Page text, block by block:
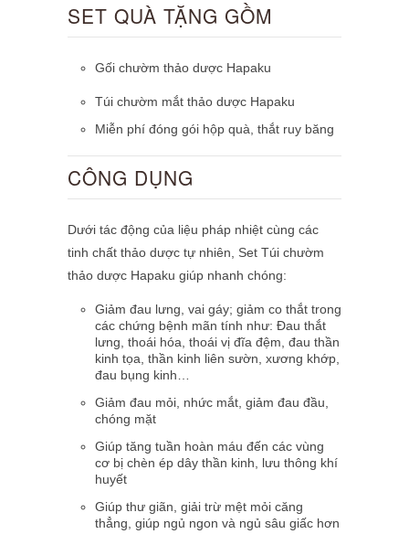
SET QUÀ TẶNG GỒM
Gối chườm thảo dược Hapaku
Túi chườm mắt thảo dược Hapaku
Miễn phí đóng gói hộp quà, thắt ruy băng
CÔNG DỤNG
Dưới tác động của liệu pháp nhiệt cùng các
tinh chất thảo dược tự nhiên, Set Túi chườm
thảo dược Hapaku giúp nhanh chóng:
Giảm đau lưng, vai gáy; giảm co thắt trong
các chứng bệnh mãn tính như: Đau thắt
lưng, thoái hóa, thoái vị đĩa đệm, đau thần
kinh tọa, thần kinh liên sườn, xương khớp,
đau bụng kinh…
Giảm đau mỏi, nhức mắt, giảm đau đầu,
chóng mặt
Giúp tăng tuần hoàn máu đến các vùng
cơ bị chèn ép dây thần kinh, lưu thông khí
huyết
Giúp thư giãn, giải trừ mệt mỏi căng
thẳng, giúp ngủ ngon và ngủ sâu giấc hơn